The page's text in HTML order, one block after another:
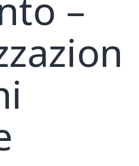
–